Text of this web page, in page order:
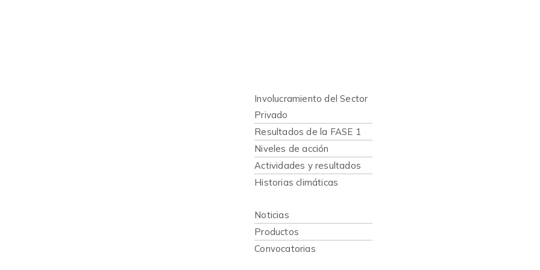
Involucramiento del Sector
Privado
Resultados de la FASE 1
Niveles de acción
Actividades y resultados
Historias climáticas
Noticias
Productos
Convocatorias